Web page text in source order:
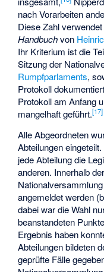
nach Vorarbeiten
Diese Zahl
Handbuchvon
Ihr Kriterium ist die
Sitzung der
Rumpfparlaments,
Protokoll
Protokoll am Anfang
mangelhaft geführt.[17]
Alle Abgeordneten
Abteilungen
jede Abteilung die
anderen. Innerhalb
angemeldet werden
dabei war die Wahl
beanstandeten
Ergebnis haben
Abteilungen bildeten
geprüfte Fälle